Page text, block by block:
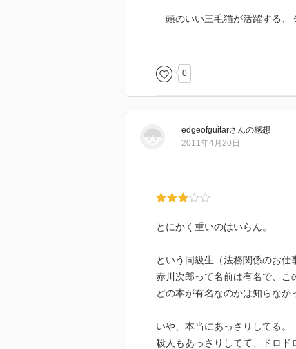
頭のいい三毛猫が活躍する、
上記の引用は、収録中2話目の
す。通り過ぎて結果が数字で出
0
edgeofguitarさんの感想
2011年4月20日
とにかく重いのはいらん。
という同級生（法務関係のお仕
赤川次郎って名前は有名で、こ
どの本が有名なのかは知らなか
いや、本当にあっさりしてる。
殺人もあっさりしてて、ドロド